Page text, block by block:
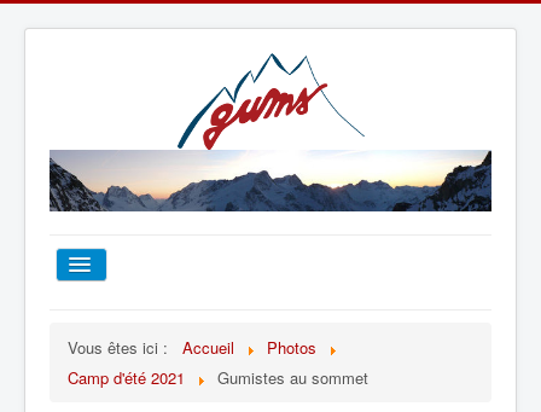
TOUT SUR LE GUMS
Vous êtes ici : Accueil
Photos
Camp d'été 2021
Gumistes au sommet